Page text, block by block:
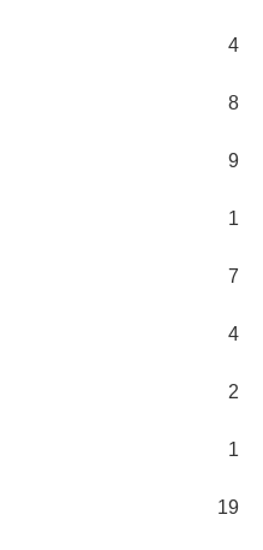
4
8
9
1
7
4
2
1
19